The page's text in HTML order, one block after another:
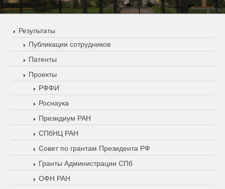
Результаты
Публикации сотрудников
Патенты
Проекты
РФФИ
Роснаука
Президиум РАН
СПбНЦ РАН
Совет по грантам Президента РФ
Гранты Администрации СПб
ОФН РАН